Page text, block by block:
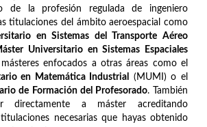
de la profesión regulada de ingeniero
titulaciones del ámbito aeroespacial como
en Sistemas del Transporte Aéreo
Universitario en Sistemas Espaciales
enfocados a otras áreas como el
en Matemática Industrial
(MUMI) o el
de Formación del Profesorado. También
directamente a máster acreditando
necesarias que hayas obtenido